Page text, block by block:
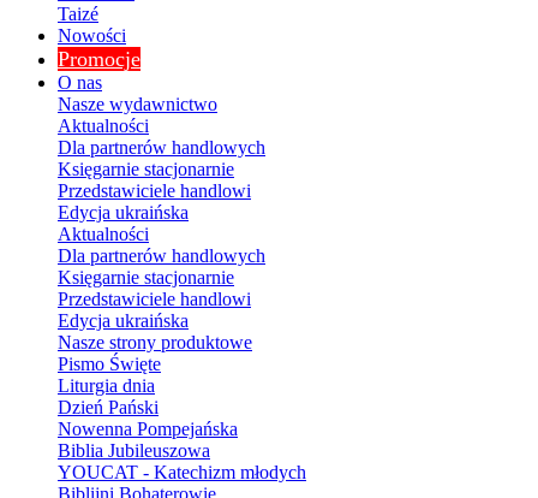
Taizé
Nowości
Promocje
O nas
Nasze wydawnictwo
Aktualności
Dla partnerów handlowych
Księgarnie stacjonarnie
Przedstawiciele handlowi
Edycja ukraińska
Aktualności
Dla partnerów handlowych
Księgarnie stacjonarnie
Przedstawiciele handlowi
Edycja ukraińska
Nasze strony produktowe
Pismo Święte
Liturgia dnia
Dzień Pański
Nowenna Pompejańska
Biblia Jubileuszowa
YOUCAT - Katechizm młodych
Biblijni Bohaterowie